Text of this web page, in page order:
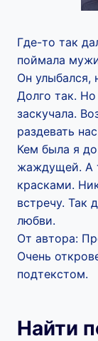
Где-то так
поймала
Он улыбался,
Долго так.
заскучала.
раздевать
Кем была я
жаждущей. А
красками.
встречу. Так
любви.
От автора:
Очень
подтекстом.
Найти